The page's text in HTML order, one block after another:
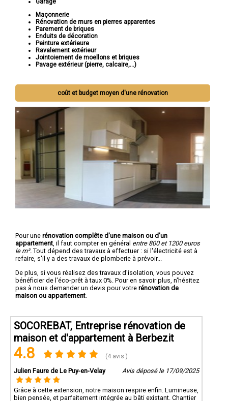
Garage
Maçonnerie
Rénovation de murs en pierres apparentes
Parement de briques
Enduits de décoration
Peinture extérieure
Ravalement extérieur
Jointoiement de moellons et briques
Pavage extérieur (pierre, calcaire,...)
coût et budget moyen d'une rénovation
Pour une rénovation complête d'une maison ou d'un
appartement , il faut compter en général entre 800 et 1200 euros
le m². Tout dépend des travaux à effectuer : si l'électricité est à
refaire, s'il y a des travaux de plomberie à prévoir...
De plus, si vous réalisez des travaux d'isolation, vous pouvez
bénéficier de l'éco-prêt à taux 0%. Pour en savoir plus, n'hésitez
pas à nous demander un devis pour votre rénovation de
maison ou appartement
SOCOREBAT, Entreprise rénovation de
maison et d'appartement à Berbezit
4.8 (4 avis )
Julien Faure de Le Puy-en-Velay Avis déposé le 17/09/2025
Grâce à cette extension, notre maison respire enfin. Lumineuse,
bien pensée, et parfaitement intégrée au bâti existant. Chantier